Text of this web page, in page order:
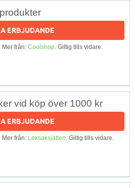
ERBJUDANDE
Mer från: Coolshop. Giltig tills vidare.
vid köp över 1000 kr
ERBJUDANDE
Mer från: Leksaksjätten. Giltig tills vidare.